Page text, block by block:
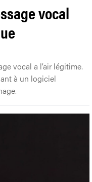
vocal
vocal a l’air légitime.
à un logiciel